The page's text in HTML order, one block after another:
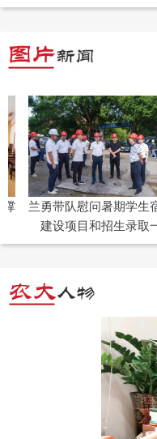
兰勇带队慰问暑期学生宿舍
建设项目和招生录取一